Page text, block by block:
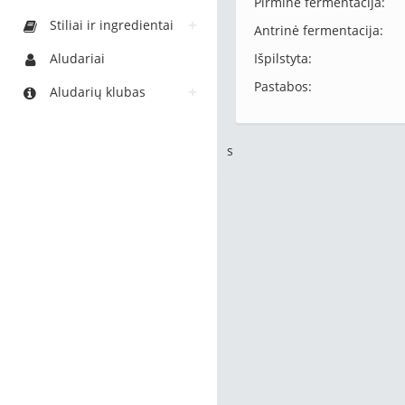
Stiliai ir ingredientai
Aludariai
Aludarių klubas
Antrinė fermentacija:
Išpilstyta:
Pastabos:
s